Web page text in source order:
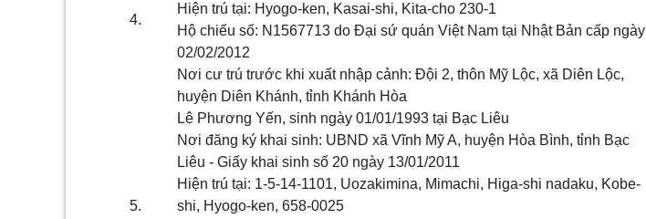
4.
Hiện trú tại: Hyogo-ken, Kasai-shi, Kita-cho 230-1
Hộ chiếu số: N 1567713 do Đại sứ quán Việt Nam tại Nhật Bản cấp ngày
02/02/2012
Nơi cư trú trước khi xuất nhập cảnh: Đội 2, thôn Mỹ Lộc, xã Diên Lộc,
huyện Diên Khánh, tỉnh Khánh Hòa
5.
Lê Phương Yến, sinh ngày 01/01/1993 tại Bạc Liêu
Nơi đăng ký khai sinh: UBND xã Vĩnh Mỹ A, huyện Hòa Bình, tỉnh Bạc
Liêu - Giấy khai sinh số 20 ngày 13/01/2011
Hiện trú tại: 1-5-14-1101, Uozakimina, Mimachi, Higa-shi nadaku, Kobe-
shi, Hyogo-ken, 658-0025